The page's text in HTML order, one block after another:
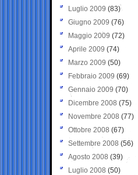
Luglio 2009 (83)
Giugno 2009 (76)
Maggio 2009 (72)
Aprile 2009 (74)
Marzo 2009 (50)
Febbraio 2009 (69)
Gennaio 2009 (70)
Dicembre 2008 (75)
Novembre 2008 (77)
Ottobre 2008 (67)
Settembre 2008 (56)
Agosto 2008 (39)
Luglio 2008 (50)